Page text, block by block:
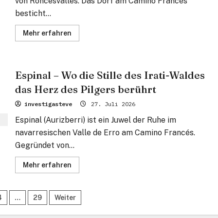
besticht...
Mehr erfahrenMehr
Informationen
Wo
Hemingway
die
Stille
fand
und
Steine
vom
Rolandslied
Espinal – Wo die Stille des Irati-Waldes
das Herz des Pilgers berührt
investigasteve 27. Juli 2026
Espinal (Aurizberri) ist ein Juwel der Ruhe im
navarresischen Valle de Erro am Camino Francés.
Gegründet von...
Mehr erfahrenMehr
Informationen
–
Wo
die
… 29 Weiter